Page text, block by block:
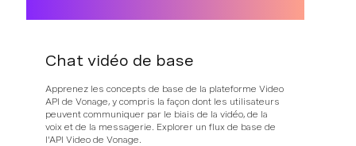
Chat vidéo de base
Apprenez les concepts de base de la plateforme Video
API de Vonage, y compris la façon dont les utilisateurs
peuvent communiquer par le biais de la vidéo, de la
voix et de la messagerie. Explorer un flux de base de
l'API Video de Vonage.